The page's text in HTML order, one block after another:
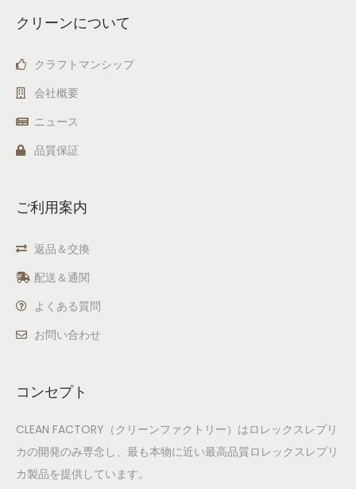
クリーンについて
クラフトマンシップ
会社概要
ニュース
品質保証
ご利用案内
返品＆交換
配送＆通関
よくある質問
お問い合わせ
コンセプト
CLEAN FACTORY（クリーンファクトリー）はロレックスレプリ
カの開発のみ専念し、最も本物に近い最高品質ロレックスレプリ
カ製品を提供しています。